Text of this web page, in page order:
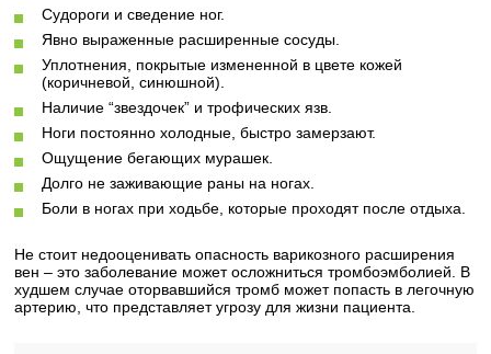
Судороги и сведение ног.
Явно выраженные расширенные сосуды.
Уплотнения, покрытые измененной в цвете кожей
(коричневой, синюшной).
Наличие “звездочек” и трофических язв.
Ноги постоянно холодные, быстро замерзают.
Ощущение бегающих мурашек.
Долго не заживающие раны на ногах.
Боли в ногах при ходьбе, которые проходят после отдыха.
Не стоит недооценивать опасность варикозного расширения
вен – это заболевание может осложниться тромбоэмболией. В
худшем случае оторвавшийся тромб может попасть в легочную
артерию, что представляет угрозу для жизни пациента.